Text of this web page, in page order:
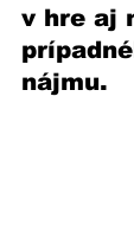
v hre aj
nájmu.